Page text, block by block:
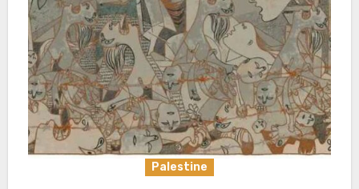
Palestine